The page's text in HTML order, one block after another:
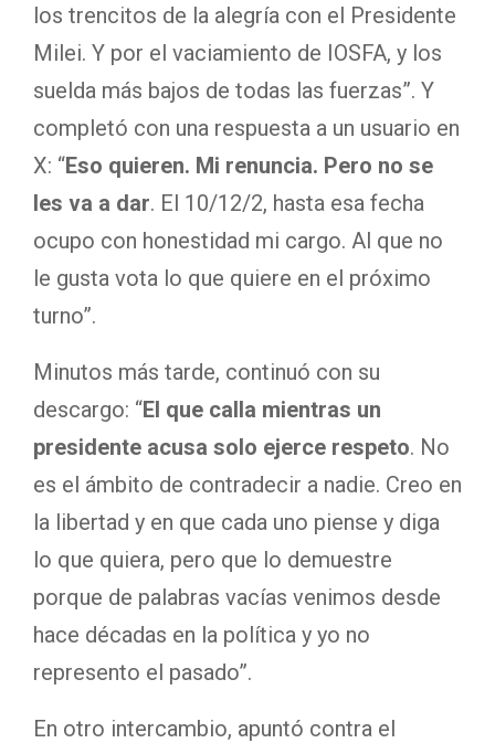
los trencitos de la alegría con el Presidente
Milei. Y por el vaciamiento de IOSFA, y los
suelda más bajos de todas las fuerzas”. Y
completó con una respuesta a un usuario en
X: “Eso quieren. Mi renuncia. Pero no se
les va a dar. El 10/12/2, hasta esa fecha
ocupo con honestidad mi cargo. Al que no
le gusta vota lo que quiere en el próximo
turno”.
Minutos más tarde, continuó con su
descargo: “El que calla mientras un
presidente acusa solo ejerce respeto. No
es el ámbito de contradecir a nadie. Creo en
la libertad y en que cada uno piense y diga
lo que quiera, pero que lo demuestre
porque de palabras vacías venimos desde
hace décadas en la política y yo no
represento el pasado”.
En otro intercambio, apuntó contra el